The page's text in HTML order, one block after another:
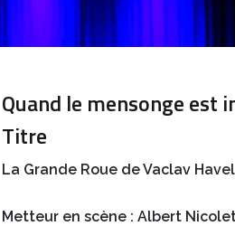
Quand le mensonge est
Titre
La Grande Roue de Vaclav Havel
Metteur en scène : Albert